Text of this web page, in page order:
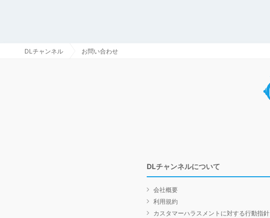
DLチャンネル お問い合わせ
DLチャンネルについて
会社概要
利用規約
カスタマーハラスメントに対する行動指針